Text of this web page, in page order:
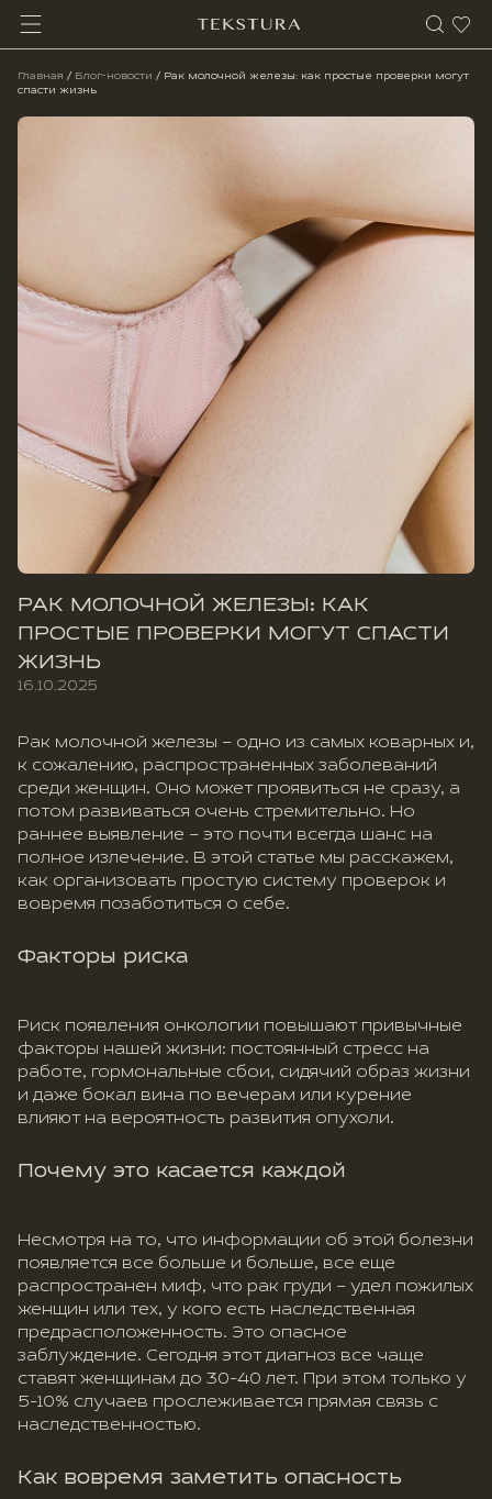
Главная / Блог-новости / Рак молочной железы: как простые проверки могут
спасти жизнь
РАК МОЛОЧНОЙ ЖЕЛЕЗЫ: КАК
ПРОСТЫЕ ПРОВЕРКИ МОГУТ СПАСТИ
ЖИЗНЬ
16.10.2025
Рак молочной железы – одно из самых коварных и,
к сожалению, распространенных заболеваний
среди женщин. Оно может проявиться не сразу, а
потом развиваться очень стремительно. Но
раннее выявление – это почти всегда шанс на
полное излечение. В этой статье мы расскажем,
как организовать простую систему проверок и
вовремя позаботиться о себе.
Факторы риска
Риск появления онкологии повышают привычные
факторы нашей жизни: постоянный стресс на
работе, гормональные сбои, сидячий образ жизни
и даже бокал вина по вечерам или курение
влияют на вероятность развития опухоли.
Почему это касается каждой
Несмотря на то, что информации об этой болезни
появляется все больше и больше, все еще
распространен миф, что рак груди – удел пожилых
женщин или тех, у кого есть наследственная
предрасположенность. Это опасное
заблуждение. Сегодня этот диагноз все чаще
ставят женщинам до 30-40 лет. При этом только у
5-10% случаев прослеживается прямая связь с
наследственностью.
Как вовремя заметить опасность